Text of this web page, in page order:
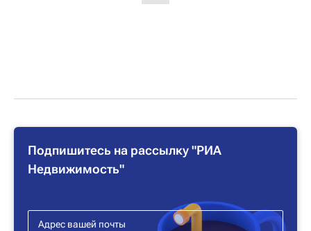
Подпишитесь на рассылку "РИА
Недвижимость"